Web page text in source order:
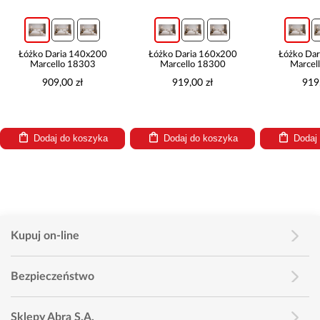
Łóżko Daria 140x200
Marcello 18303
909,00 zł
Dodaj do koszyka
Łóżko Daria 160x200
Marcello 18300
919,00 zł
Dodaj do koszyka
Łóżko
Kupuj on-line
Bezpieczeństwo
Sklepy Abra S.A.